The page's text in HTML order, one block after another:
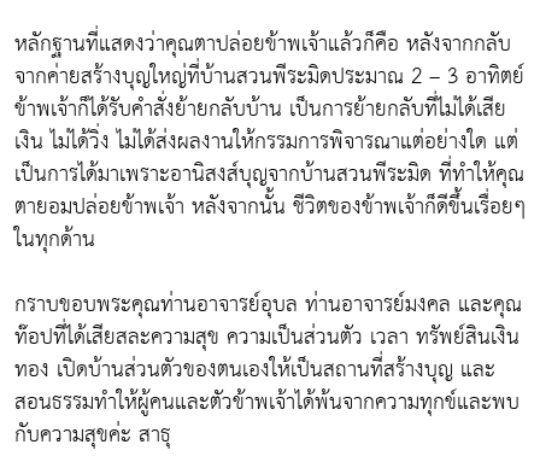
หลักฐานที่แสดงว่าคุณตาปล่อยข้าพเจ้าแล้วก็คือ หลังจากกลับ
จากค่ายสร้างบุญใหญ่ที่บ้านสวนพีระมิดประมาณ 2 – 3 อาทิตย์
ข้าพเจ้าก็ได้รับคำสั่งย้ายกลับบ้าน เป็นการย้ายกลับที่ไม่ได้เสีย
เงิน ไม่ได้วิ่ง ไม่ได้ส่งผลงานให้กรรมการพิจารณาแต่อย่างใด แต่
เป็นการได้มาเพราะอานิสงส์บุญจากบ้านสวนพีระมิด ที่ทำให้คุณ
ตายอมปล่อยข้าพเจ้า หลังจากนั้น ชีวิตของข้าพเจ้าก็ดีขึ้นเรื่อยๆ
ในทุกด้าน
กราบขอบพระคุณท่านอาจารย์อุบล ท่านอาจารย์มงคล และคุณ
ท๊อปที่ได้เสียสละความสุข ความเป็นส่วนตัว เวลา ทรัพย์สินเงิน
ทอง เปิดบ้านส่วนตัวของตนเองให้เป็นสถานที่สร้างบุญ และ
สอนธรรมทำให้ผู้คนและตัวข้าพเจ้าได้พ้นจากความทุกข์และพบ
กับความสุขค่ะ สาธุ